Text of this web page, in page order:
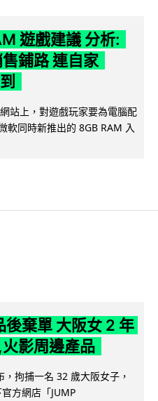
遊戲建議 分析:
鋪路 連自家
站上，對遊戲玩家要為電腦配
軟同時新推出的 8GB RAM 入
棄單 大阪女 2 年
影周邊產品
拘捕一名 32 歲大阪女子，
方網店「JUMP